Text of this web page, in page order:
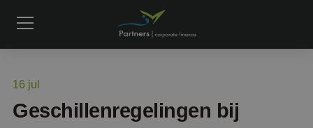
16 jul
Geschillenregelingen bij